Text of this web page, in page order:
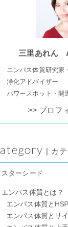
三里あれん
エンパス体質研究家
浄化アドバイザー
パワースポット・
>> プロフ
Category | カ
スターシード
エンパス体質とは？
エンパス体質と
エンパス体質とサ